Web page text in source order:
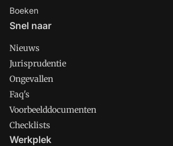
Boeken
Snel naar
Nieuws
Jurisprudentie
Ongevallen
Faq's
Voorbeelddocumenten
Checklists
Werkplek